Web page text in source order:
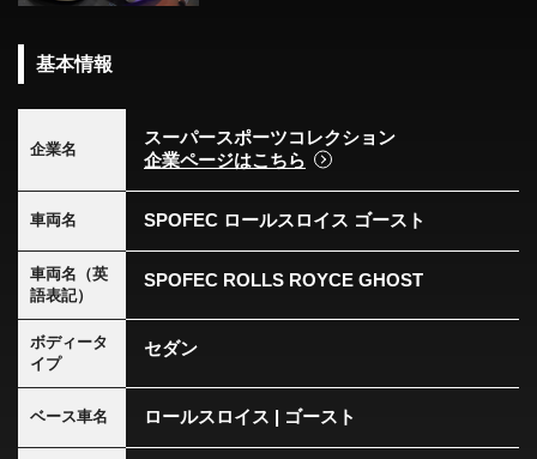
基本情報
企業名
スーパースポーツコレクション
企業ページはこちら
車両名 SPOFEC ロールスロイス ゴースト
車両名（英
語表記）
SPOFEC ROLLS ROYCE GHOST
ボディータ
イプ
セダン
ベース車名 ロールスロイス | ゴースト